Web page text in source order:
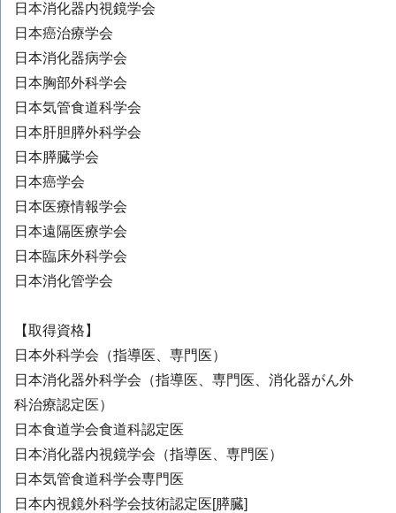
日本消化器内視鏡学会
日本癌治療学会
日本消化器病学会
日本胸部外科学会
日本気管食道科学会
日本肝胆膵外科学会
日本膵臓学会
日本癌学会
日本医療情報学会
日本遠隔医療学会
日本臨床外科学会
日本消化管学会
【取得資格】
日本外科学会（指導医、専門医）
日本消化器外科学会（指導医、専門医、消化器がん外
科治療認定医）
日本食道学会食道科認定医
日本消化器内視鏡学会（指導医、専門医）
日本気管食道科学会専門医
日本内視鏡外科学会技術認定医[膵臓]